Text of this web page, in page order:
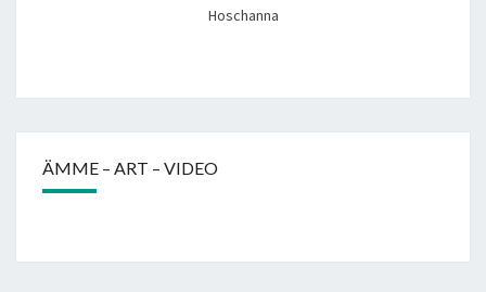
Hoschanna
ÄMME – ART – VIDEO